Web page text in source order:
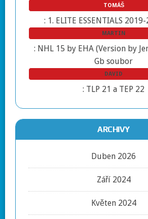
TOMÁŠ
: 1. ELITE ESSENTIALS
MARTIN
: NHL 15 by EHA (Version by
Gb soubor
DAVID
: TLP 21 a TEP 22
ARCHIVY
Duben 2026
Září 2024
Květen 2024